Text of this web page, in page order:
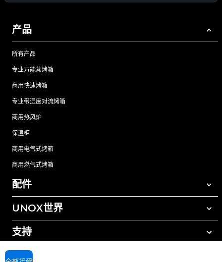
产品
所有产品
专业万能蒸烤箱
商用快速烤箱
专业带湿度对流烤箱
商用热风炉
保温柜
商用电气式烤箱
商用燃气式烤箱
配件
所有配件
手动清洗清洁剂
树脂过滤水处理
UNOX世界
我们在全球的办事处
支持
UNOX质保